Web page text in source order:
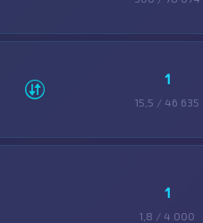
1
15,5 / 46 635
1
1,8 / 4 000